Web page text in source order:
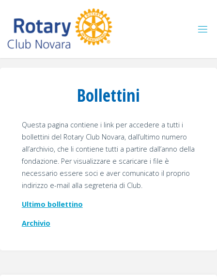
contenuto
Bollettini
Questa pagina contiene i link per accedere a tutti i
bollettini del Rotary Club Novara, dall’ultimo numero
all’archivio, che li contiene tutti a partire dall’anno della
fondazione. Per visualizzare e scaricare i file è
necessario essere soci e aver comunicato il proprio
indirizzo e-mail alla segreteria di Club.
Ultimo bollettino
Archivio